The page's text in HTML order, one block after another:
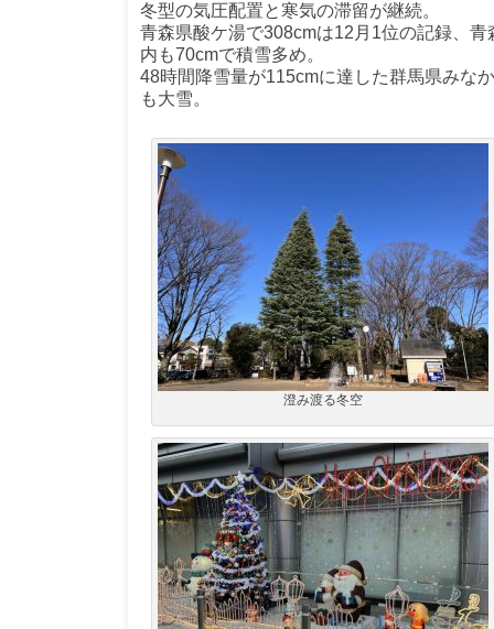
冬型の気圧配置と寒気の滞留が継続。
青森県酸ケ湯で308cmは12月1位の記録、
内も70cmで積雪多め。
48時間降雪量が115cmに達した群馬県みな
も大雪。
澄み渡る冬空